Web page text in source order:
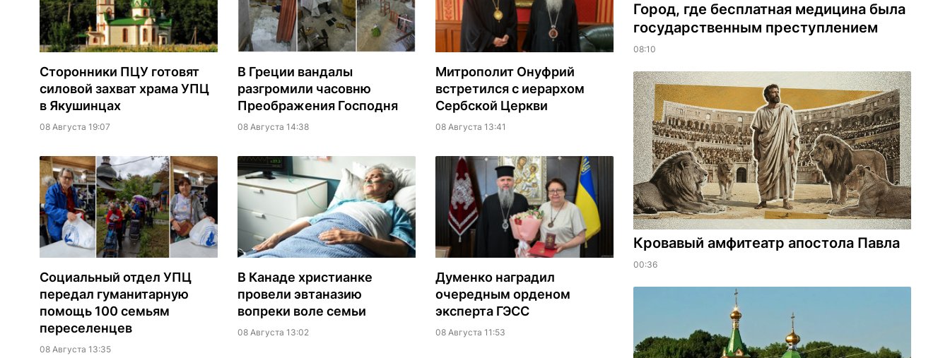
Сторонники ПЦУ готовят
силовой захват храма УПЦ
в Якушинцах
08 Августа 19:07
В Греции вандалы
разгромили часовню
Преображения Господня
08 Августа 14:38
Митрополит Онуфрий
встретился с иерархом
Сербской Церкви
08 Августа 13:41
Социальный отдел УПЦ
передал гуманитарную
помощь 100 семьям
переселенцев
08 Августа 13:35
В Канаде христианке
провели эвтаназию
вопреки воле семьи
08 Августа 13:02
Думенко наградил
очередным орденом
эксперта ГЭСС
08 Августа 11:53
Город, где бесплатная медицина была
государственным преступлением
08:10
​Кровавый амфитеатр апостола Павла
00:36